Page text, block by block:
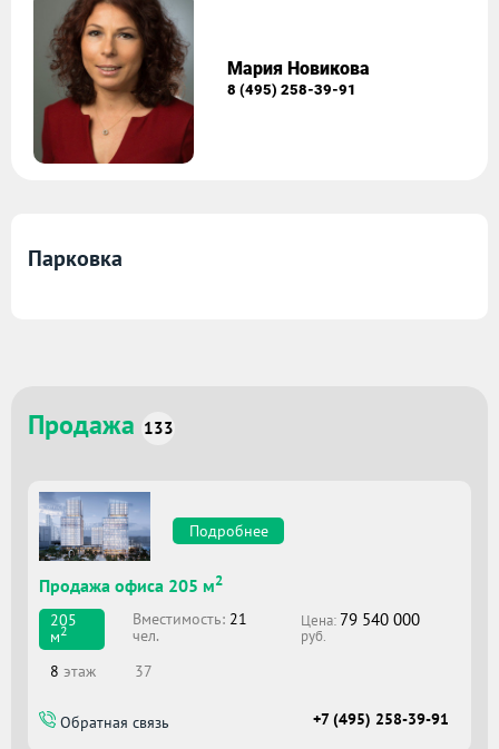
Мария Новикова
8 (495) 258-39-91
Парковка
Продажа 133
Подробнее
Продажа офиса 205 м2
205
м2
Вместимоcть: 21
чел.
Цена: 79 540 000
руб.
8 этаж 37
Обратная связь +7 (495) 258-39-91